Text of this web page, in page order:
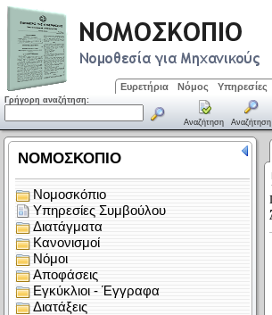
Ευρετήρια Νόμος Υπηρεσίες
Γρήγορη αναζήτηση:
Αναζήτηση Αναζήτηση